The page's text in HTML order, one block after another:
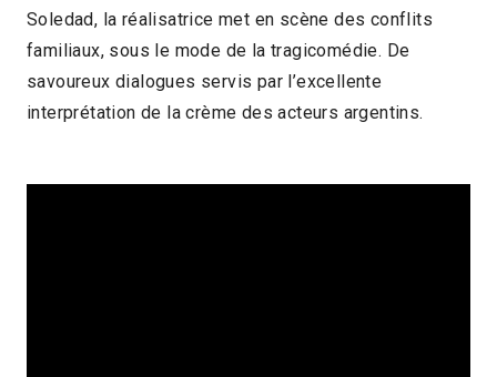
Soledad, la réalisatrice met en scène des conflits
familiaux, sous le mode de la tragicomédie. De
savoureux dialogues servis par l’excellente
interprétation de la crème des acteurs argentins.